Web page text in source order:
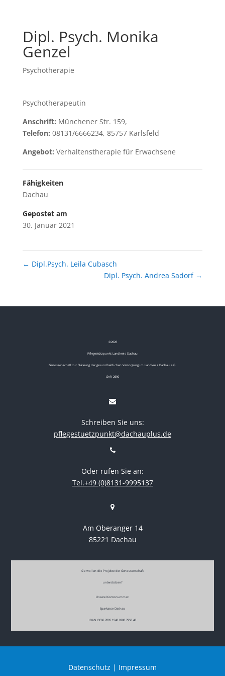
Dipl. Psych. Monika
Genzel
Psychotherapie
Psychotherapeutin
Anschrift: Münchener Str. 159,
Telefon: 08131/6666234, 85757 Karlsfeld
Angebot: Verhaltenstherapie für Erwachsene
Fähigkeiten
Dachau
Gepostet am
30. Januar 2021
← Dipl.Psych. Leila Cubasch
Dipl. Psych. Andrea Sadorf →
©2026
Pflegestützpunkt Landkreis Dachau
Genossenschaft zur Stärkung der gesundheitlichen Versorgung im Landkreis Dachau e.G.
GnR 2690
Schreiben Sie uns:
pflegestuetzpunkt@dachauplus.de
Oder rufen Sie an:
Tel.+49 (0)8131-9995137
Am Oberanger 14
85221 Dachau
Sie wollen die Projekte der Genossenschaft
unterstützen?
Unsere Kontonummer:
Sparkasse Dachau
IBAN DE86 7005 1540 0280 7950 48
Datenschutz | Impressum